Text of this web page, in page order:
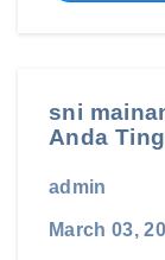
sni
Anda
admin
March 03,